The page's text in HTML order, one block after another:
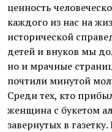
ценность
каждого из нас на
исторической
детей и внуков мы
но и мрачные
почтили минутой
Среди тех, кто
женщина с букетом
завернутых в